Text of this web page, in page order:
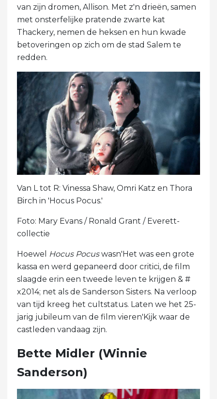
van zijn dromen, Allison. Met z'n drieën, samen
met onsterfelijke pratende zwarte kat
Thackery, nemen de heksen en hun kwade
betoveringen op zich om de stad Salem te
redden.
Van L tot R: Vinessa Shaw, Omri Katz en Thora
Birch in 'Hocus Pocus.'
Foto: Mary Evans / Ronald Grant / Everett-
collectie
Hoewel Hocus Pocuswasn'Het was een grote
kassa en werd gepaneerd door critici, de film
slaagde erin een tweede leven te krijgen & #
x2014; net als de Sanderson Sisters. Na verloop
van tijd kreeg het cultstatus. Laten we het 25-
jarig jubileum van de film vieren'Kijk waar de
castleden vandaag zijn.
Bette Midler (Winnie
Sanderson)